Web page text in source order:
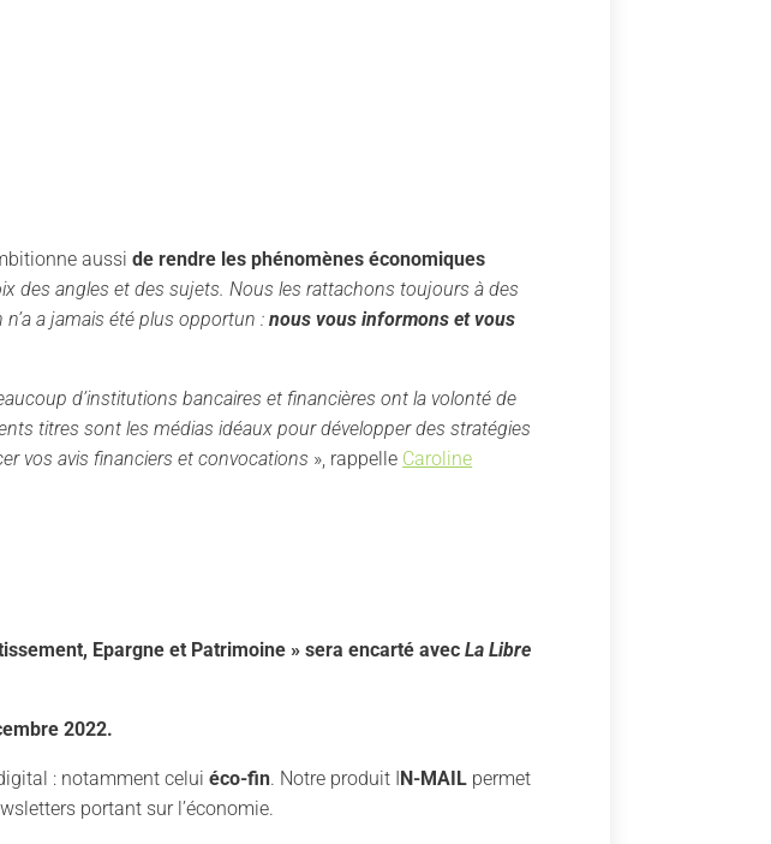
ausside rendre les phénomènes économiques
des angles et des sujets. Nous les rattachons toujours à des
a jamais été plus opportun :nous vous informons et vous
d’institutions bancaires et financières ont la volonté de
titres sont les médias idéaux pour développer des stratégies
vos avis financiers et convocations », rappelle Caroline
Epargne et Patrimoine » sera encarté avecLa Libre
2022.
: notamment celuiéco-fin. Notre produit IN-MAIL permet
portant sur l’économie.